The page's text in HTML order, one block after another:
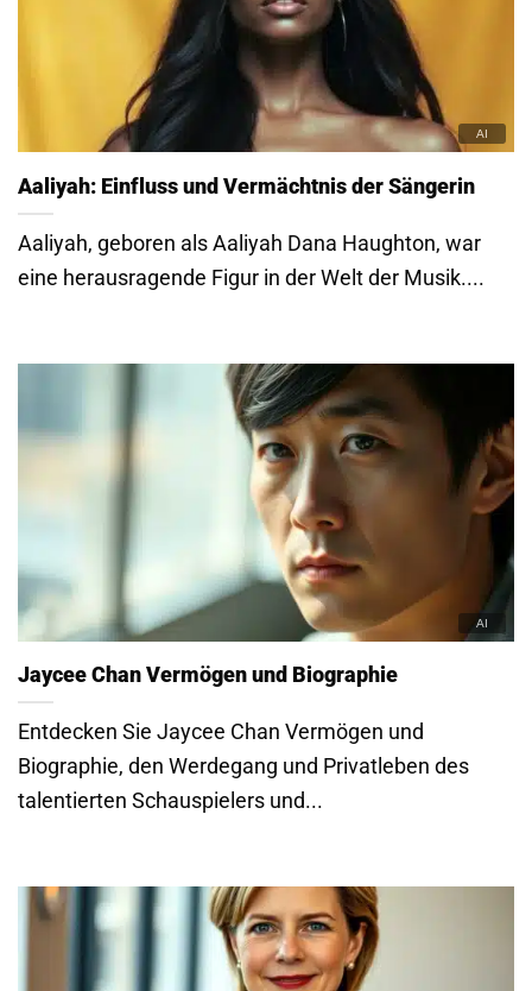
Aaliyah: Einfluss und Vermächtnis der Sängerin
Aaliyah, geboren als Aaliyah Dana Haughton, war
eine herausragende Figur in der Welt der Musik....
Jaycee Chan Vermögen und Biographie
Entdecken Sie Jaycee Chan Vermögen und
Biographie, den Werdegang und Privatleben des
talentierten Schauspielers und...